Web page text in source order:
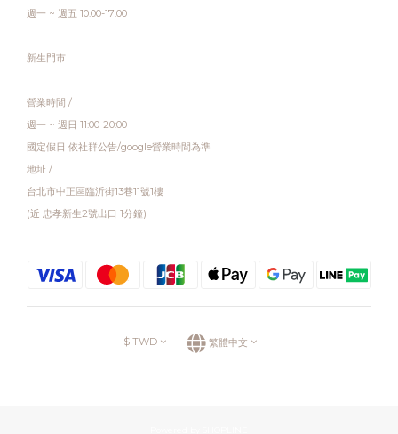
週一 ~ 週五 10:00-17:00
新生門市
營業時間 /
週一 ~ 週日 11:00-20:00
國定假日 依社群公告/google營業時間為準
地址 /
台北市中正區臨沂街13巷11號1樓
(近 忠孝新生2號出口 1分鐘)
$ TWD 繁體中文